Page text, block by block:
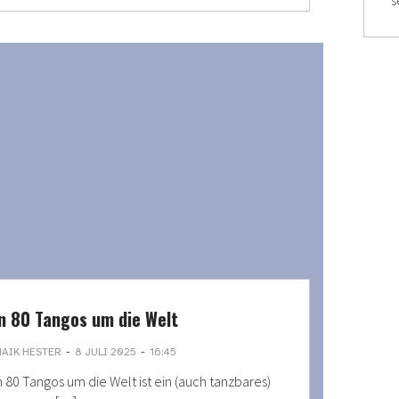
80 Tangos um die Welt
HESTER - 8 JULI 2025 - 16:45
80 Tangos um die Welt ist ein (auch tanzbares)